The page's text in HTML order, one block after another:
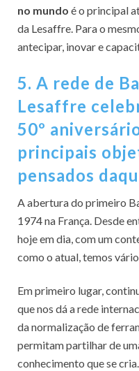
no mundo é o principal
da Lesaffre. Para o
antecipar, inovar e
5. A rede de
Lesaffre
50º
principais
pensados
A abertura do primeiro
1974 na França. Desde
hoje em dia, com um
como o atual, temos
Em primeiro lugar,
que nos dá a rede
da normalização de
permitam partilhar de
conhecimento que se